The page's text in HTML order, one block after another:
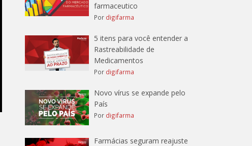
farmaceutico
Por digifarma
5 itens para você entender a
Rastreabilidade de
Medicamentos
Por digifarma
Novo vírus se expande pelo
País
Por digifarma
Farmácias seguram reajuste